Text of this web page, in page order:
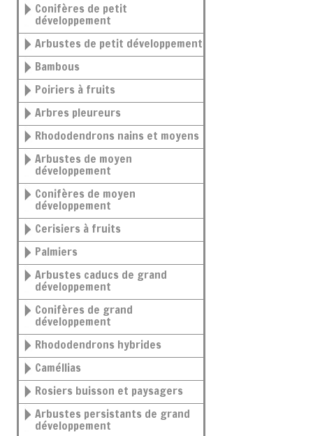
Conifères de petit
développement
Arbustes de petit développement
Bambous
Poiriers à fruits
Arbres pleureurs
Rhododendrons nains et moyens
Arbustes de moyen
développement
Conifères de moyen
développement
Cerisiers à fruits
Palmiers
Arbustes caducs de grand
développement
Conifères de grand
développement
Rhododendrons hybrides
Caméllias
Rosiers buisson et paysagers
Arbustes persistants de grand
développement